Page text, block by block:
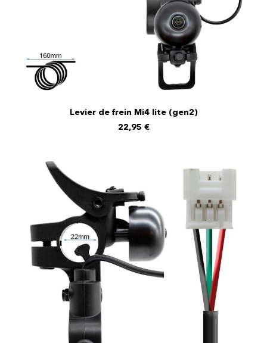
Levier de frein Mi4 lite (gen2)
22,95 €